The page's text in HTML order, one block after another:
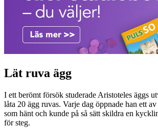
Lät ruva ägg
I ett berömt försök studerade Aristoteles äggs
låta 20 ägg ruvas. Varje dag öppnade han ett
som hänt och kunde på så sätt skildra en
för steg.